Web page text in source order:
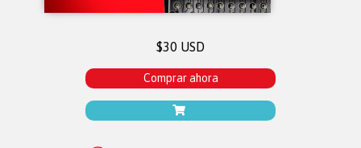
$30 USD
Comprar ahora